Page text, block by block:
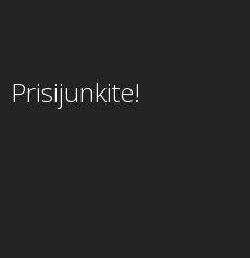
Prisijunkite!